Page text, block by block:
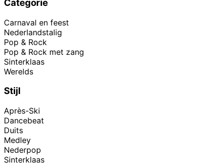
Categorie
Carnaval en feest
Nederlandstalig
Pop & Rock
Pop & Rock met zang
Sinterklaas
Werelds
Stijl
Après-Ski
Dancebeat
Duits
Medley
Nederpop
Sinterklaas